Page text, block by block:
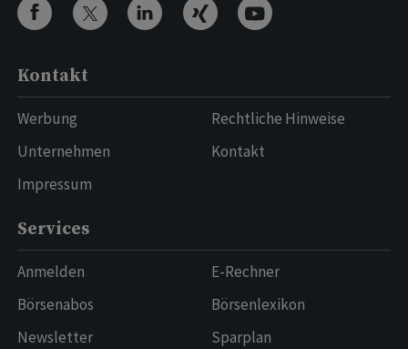
Kontakt
Werbung
Unternehmen
Impressum
Rechtliche Hinweise
Kontakt
Services
Anmelden
Börsenabos
Newsletter
E-Rechner
Börsenlexikon
Sparplan